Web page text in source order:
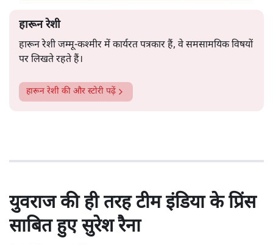
हारून रेशी
हारून रेशी जम्मू-कश्मीर में कार्यरत पत्रकार हैं, वे समसामयिक विषयों
पर लिखते रहते हैं।
हारून रेशी की और स्टोरी पढ़ें
युवराज की ही तरह टीम इंडिया के प्रिंस
साबित हुए सुरेश रैना